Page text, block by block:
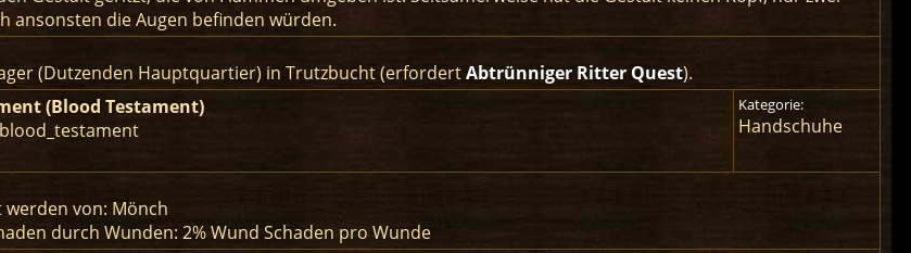
ansonsten die Augen befinden würden.
(Dutzenden Hauptquartier) in Trutzbucht (erfordertAbtrünniger Ritter Quest).
(Blood Testament)
Kategorie:
Handschuhe
von: Mönch
durch Wunden: 2% Wund Schaden pro Wunde